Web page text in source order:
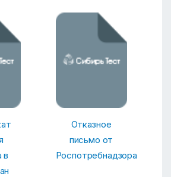
в
Отказное
письмо от
Роспотребнадзора